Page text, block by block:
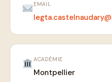
EMAIL
ACADÉMIE
Montpellier